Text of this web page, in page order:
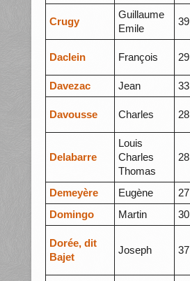
Crugy
Guillaume
Emile
39
Daclein François 29
Davezac
Jean 33
Davousse Charles 28
Delabarre
Louis
Charles
Thomas
28
Demeyère Eugène 27
Domingo
Martin 30
Dorée, dit
Bajet
Joseph 37